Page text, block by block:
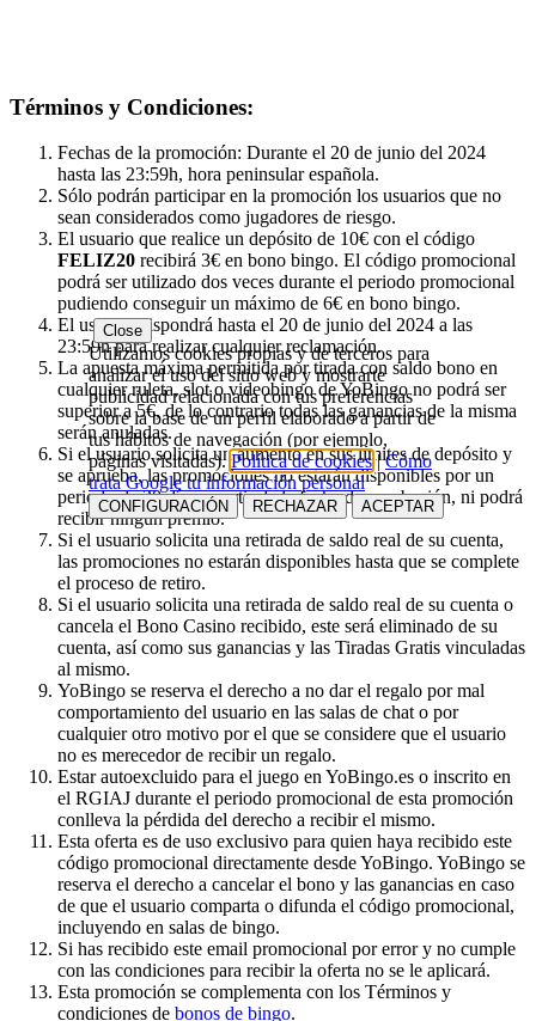
Términos y Condiciones:
Fechas de la promoción: Durante el 20 de junio del 2024
hasta las 23:59h, hora peninsular española.
Sólo podrán participar en la promoción los usuarios que no
sean considerados como jugadores de riesgo.
El usuario que realice un depósito de 10€ con el código
FELIZ20 recibirá 3€ en bono bingo. El código promocional
podrá ser utilizado dos veces durante el periodo promocional
pudiendo conseguir un máximo de 6€ en bono bingo.
El usuario dispondrá hasta el 20 de junio del 2024 a las
23:59h para realizar cualquier reclamación.
La apuesta máxima permitida por tirada con saldo bono en
cualquier ruleta, slot o videobingo de YoBingo no podrá ser
superior a 5€, de lo contrario todas las ganancias de la misma
serán anuladas.
Si el usuario solicita un aumento en sus límites de depósito y
se aprueba, las promociones no estarán disponibles por un
periodo de 30 días a partir de la fecha de aprobación, ni podrá
recibir ningún premio.
Si el usuario solicita una retirada de saldo real de su cuenta,
las promociones no estarán disponibles hasta que se complete
el proceso de retiro.
Si el usuario solicita una retirada de saldo real de su cuenta o
cancela el Bono Casino recibido, este será eliminado de su
cuenta, así como sus ganancias y las Tiradas Gratis vinculadas
al mismo.
YoBingo se reserva el derecho a no dar el regalo por mal
comportamiento del usuario en las salas de chat o por
cualquier otro motivo por el que se considere que el usuario
no es merecedor de recibir un regalo.
Estar autoexcluido para el juego en YoBingo.es o inscrito en
el RGIAJ durante el periodo promocional de esta promoción
conlleva la pérdida del derecho a recibir el mismo.
Esta oferta es de uso exclusivo para quien haya recibido este
código promocional directamente desde YoBingo. YoBingo se
reserva el derecho a cancelar el bono y las ganancias en caso
de que el usuario comparta o difunda el código promocional,
incluyendo en salas de bingo.
Si has recibido este email promocional por error y no cumple
con las condiciones para recibir la oferta no se le aplicará.
Esta promoción se complementa con los Términos y
condiciones de bonos de bingo.
Close
Utilizamos cookies propias y de terceros para
analizar el uso del sitio web y mostrarte
publicidad relacionada con tus preferencias
sobre la base de un perfil elaborado a partir de
tus hábitos de navegación (por ejemplo,
páginas visitadas).Política de cookies|Cómo
trata Google tu información personal
CONFIGURACIÓN RECHAZAR ACEPTAR